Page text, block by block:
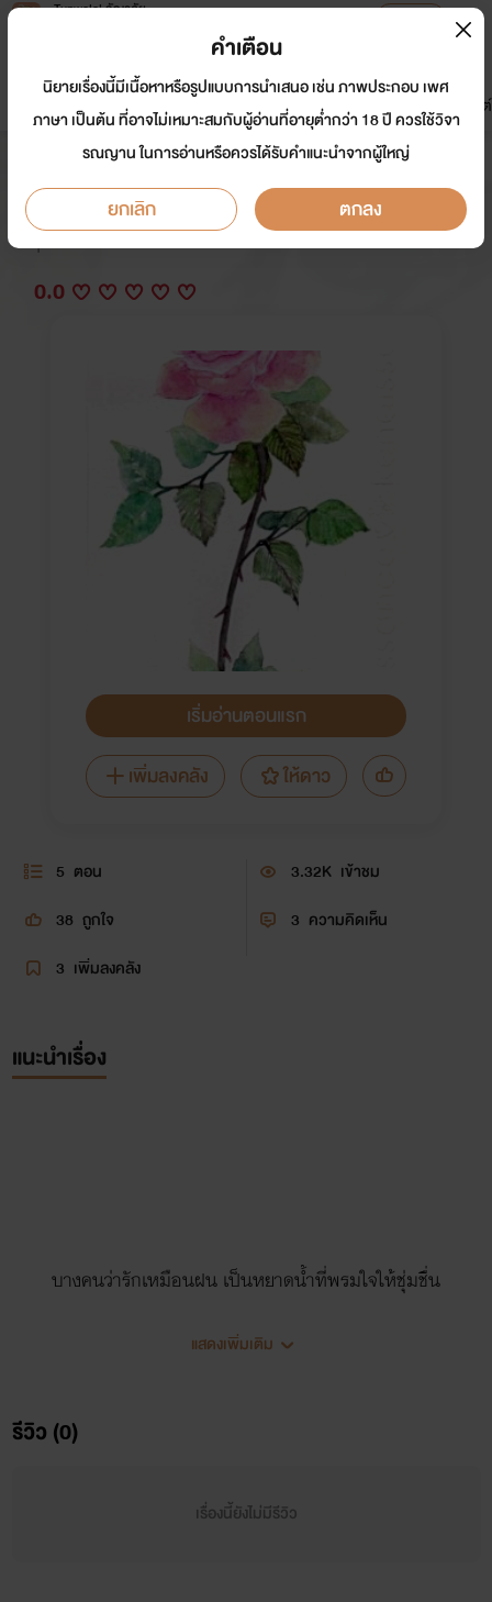
Tunwalai ธัญวลัย
หน้าแรก นิยาย อีบุ๊ก การ์ตูน
มาใหม่
ดรีมแชท ธัญลิสต์
Love is Rose รอยกุหลาบ
นักเขียน: Queen_Ice
Y
0.0
เริ่มอ่านตอนแรก
เพิ่มลงคลัง
ให้ดาว
5 ตอน 3.32K เข้าชม
38 ถูกใจ 3 ความคิดเห็น
3 เพิ่มลงคลัง
แนะนำเรื่อง
บางคนว่ารักเหมือนฝน เป็นหยาดน้ำที่พรมใจให้ชุ่มชื่น
บางคนว่ารักเหมือนไฟ เฝ้าแผดเผาอยู่ในอก
แต่สำหรับผมความรักคงเหมือนดอกกุหลาบ
แสดงเพิ่มเติม
รีวิว (0)
เรื่องนี้ยังไม่มีรีวิว
คำเตือน
นิยายเรื่องนี้มีเนื้อหาหรือรูปแบบการนำเสนอ เช่น ภาพประกอบ เพศ
ภาษา เป็นต้น ที่อาจไม่เหมาะสมกับผู้อ่านที่อายุต่ำกว่า 18 ปี ควรใช้วิจา
รณญาน ในการอ่านหรือควรได้รับคำแนะนำจากผู้ใหญ่
ยกเลิก ตกลง